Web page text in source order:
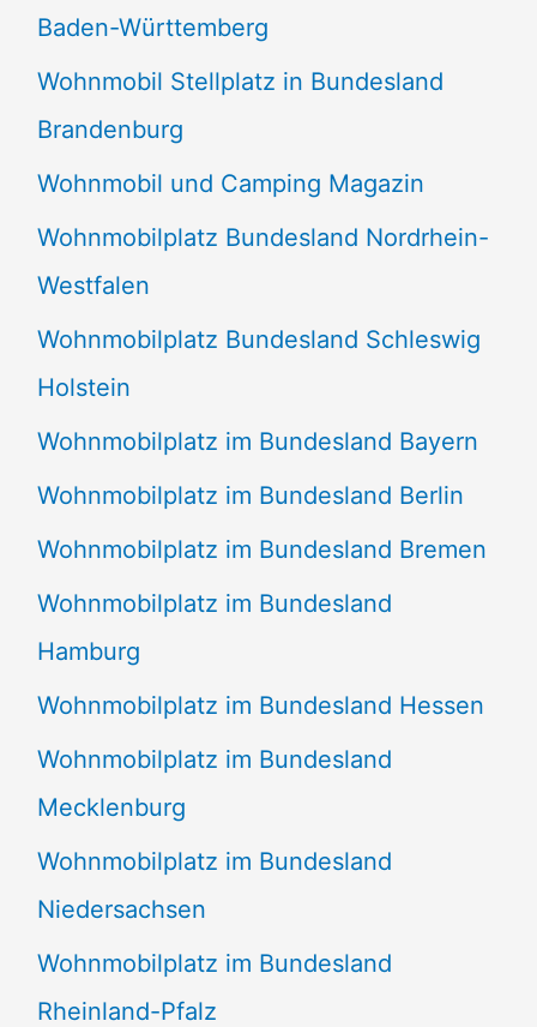
Baden-Württemberg
Wohnmobil Stellplatz in Bundesland
Brandenburg
Wohnmobil und Camping Magazin
Wohnmobilplatz Bundesland Nordrhein-
Westfalen
Wohnmobilplatz Bundesland Schleswig
Holstein
Wohnmobilplatz im Bundesland Bayern
Wohnmobilplatz im Bundesland Berlin
Wohnmobilplatz im Bundesland Bremen
Wohnmobilplatz im Bundesland
Hamburg
Wohnmobilplatz im Bundesland Hessen
Wohnmobilplatz im Bundesland
Mecklenburg
Wohnmobilplatz im Bundesland
Niedersachsen
Wohnmobilplatz im Bundesland
Rheinland-Pfalz